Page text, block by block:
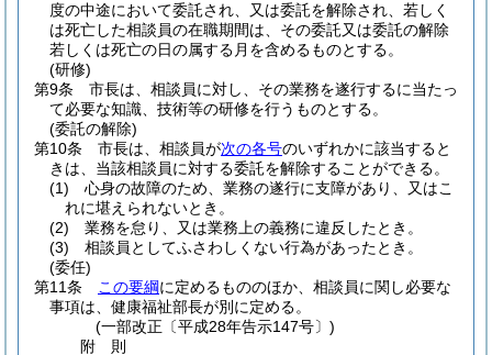
度の中途において委託され、又は委託を解除され、若しく
は死亡した相談員の在職期間は、その委託又は委託の解除
若しくは死亡の日の属する月を含めるものとする。
(研修)
第9条
市長は、相談員に対し、その業務を遂行するに当たっ
て必要な知識、技術等の研修を行うものとする。
(委託の解除)
第10条
市長は、相談員が次の各号のいずれかに該当すると
きは、当該相談員に対する委託を解除することができる。
(1)
心身の故障のため、業務の遂行に支障があり、又はこ
れに堪えられないとき。
(2)
業務を怠り、又は業務上の義務に違反したとき。
(3)
相談員としてふさわしくない行為があったとき。
(委任)
第11条
この要綱に定めるもののほか、相談員に関し必要な
事項は、健康福祉部長が別に定める。
(一部改正〔平成28年告示147号〕)
附 則